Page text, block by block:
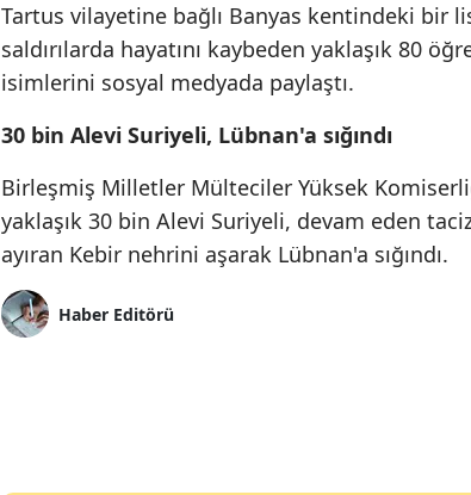
Tartus vilayetine bağlı Banyas kentindeki bir
saldırılarda hayatını kaybeden yaklaşık 80
isimlerini sosyal medyada paylaştı.
30 bin Alevi Suriyeli, Lübnan'a sığındı
Birleşmiş Milletler Mülteciler Yüksek
yaklaşık 30 bin Alevi Suriyeli, devam eden
ayıran Kebir nehrini aşarak Lübnan'a sığındı.
Haber Editörü